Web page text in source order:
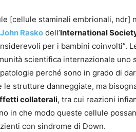
[cellule staminali embrionali, ndr]
John Rasko dell’International
per i bambini coinvolti”.
scientifica internazionale uno
perché sono in grado di
strutture danneggiate, ma
collaterali, tra cui reazioni
in che modo queste cellule
con sindrome di Down.